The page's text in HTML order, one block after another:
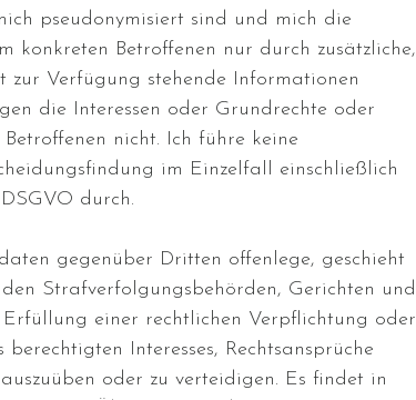
pseudonymisiert sind und mich die
konkreten Betroffenen nur durch zusätzliche,
zur Verfügung stehende Informationen
die Interessen oder Grundrechte oder
nicht. Ich führe keine
im Einzelfall einschließlich
durch.
gegenüber Dritten offenlege, geschieht
Strafverfolgungsbehörden, Gerichten und
Erfüllung einer rechtlichen Verpflichtung oder
Interesses, Rechtsansprüche
oder zu verteidigen. Es findet in